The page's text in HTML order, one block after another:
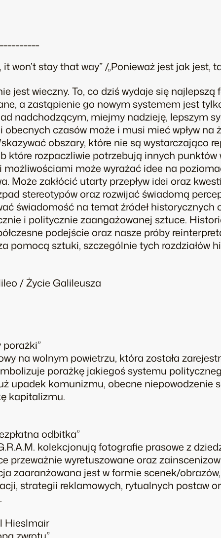
won’t stay that way” /„Ponieważ jest jak jest,
jest wieczny. To, co dziś wydaje się
a zastąpienie go nowym systemem jest
nadchodzącym, miejmy nadzieję, lepszym
czasów może i musi mieć wpływ na
obszary, które nie są wystarczająco
które rozpaczliwie potrzebują innych punktów
możliwościami może wyrażać idee na
Może zakłócić utarty przepływ idei oraz
stereotypów oraz rozwijać świadomą
świadomość na temat źródeł historycznych
i politycznie zaangażowanej sztuce.
podejście oraz nasze próby
pomocą sztuki, szczególnie tych rozdziałów
/ Życie Galileusza
porażki”
na wolnym powietrzu, która została
porażkę jakiegoś systemu
upadek komunizmu, obecne niepowodzenie
kapitalizmu.
odbitka”
kolekcjonują fotografie prasowe z
przeważnie wyretuszowane oraz
zaaranżowana jest w formie scenek/
strategii reklamowych, rytualnych postaw
Hieslmair